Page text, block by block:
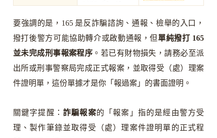
要強調的是，165 是反詐騙諮詢、通報、檢舉的入口，
撥打後警方可能協助轉介或啟動通報，但單純撥打 165
並未完成刑事報案程序 。若已有財物損失，請務必至派
出所或刑事警察局完成正式報案，並取得受（處）理案
件證明單，這份單據才是你「報過案」的書面證明。
關鍵字提醒：詐騙報案的「報案」指的是經由警方受
理、製作筆錄並取得受（處）理案件證明單的正式程